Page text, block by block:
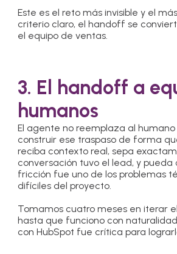
Este es el reto más invisible y el
criterio claro, el handoff se
el equipo de ventas.
3. El handoff a
humanos
El agente no reemplaza al humano
construir ese traspaso de forma
reciba contexto real, sepa
conversación tuvo el lead, y pueda
fricción fue uno de los problemas
difíciles del proyecto.
Tomamos cuatro meses en iterar
hasta que funciono con
con HubSpot fue crítica para